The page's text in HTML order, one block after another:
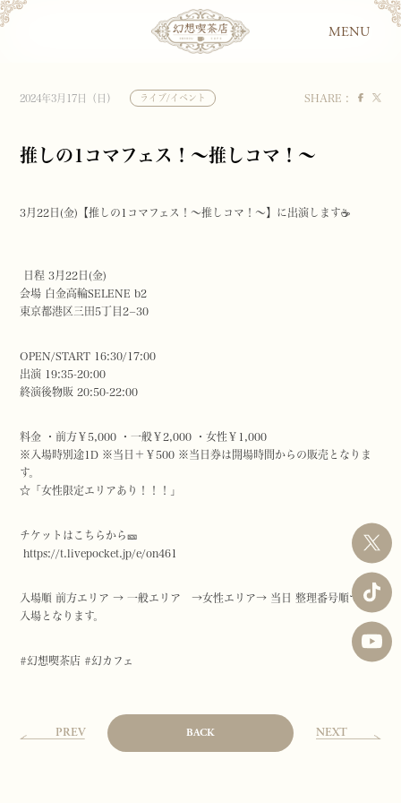
MENU
2024年3月17日（日） ライブ/イベント SHARE :
推しの1コマフェス！～推しコマ！～
3月22日(金)【推しの1コマフェス！～推しコマ！～】に出演します☕️
日程 3月22日(金)
会場 白金高輪SELENE b2
東京都港区三田5丁目2−30
OPEN/START 16:30/17:00
出演 19:35-20:00
終演後物販 20:50-22:00
料金 ・前方￥5,000 ・一般￥2,000 ・女性￥1,000
※入場時別途1D ※当日＋￥500 ※当日券は開場時間からの販売となりま
す。
☆「女性限定エリアあり！！！」
チケットはこちらから🎫
https://t.livepocket.jp/e/on461
入場順 前方エリア → 一般エリア →女性エリア→ 当日 整理番号順での
入場となります。
#幻想喫茶店 #幻カフェ
PREV BACK NEXT